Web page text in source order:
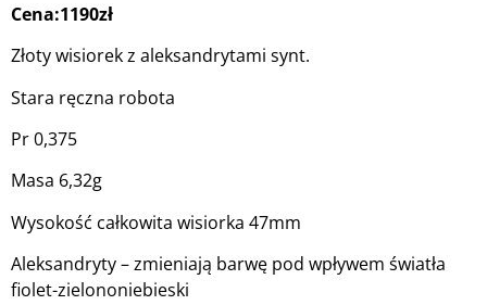
Cena:1190zł
Złoty wisiorek z aleksandrytami synt.
Stara ręczna robota
Pr 0,375
Masa 6,32g
Wysokość całkowita wisiorka 47mm
Aleksandryty – zmieniają barwę pod wpływem światła
fiolet-zielononiebieski